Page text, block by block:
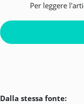
Per leggere
Dalla stessa fonte: